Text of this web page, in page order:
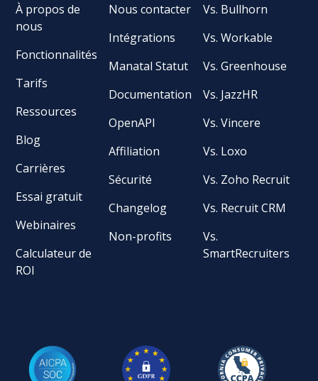
À propos de
nous
Fonctionnalités
Tarifs
Ressources
Blog
Carrières
Essai gratuit
Webinaires
Calculateur de
ROI
Nous contacter
Intégrations
Manatal Statut
Documentation
OpenAPI
Affiliation
Sécurité
Changelog
Non-profits
Vs. Bullhorn
Vs. Workable
Vs. Greenhouse
Vs. JazzHR
Vs. Vincere
Vs. Loxo
Vs. Zoho Recruit
Vs. Recruit CRM
Vs.
SmartRecruiters